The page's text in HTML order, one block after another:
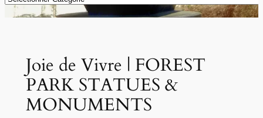
Joie de Vivre | FOREST
PARK STATUES &
MONUMENTS